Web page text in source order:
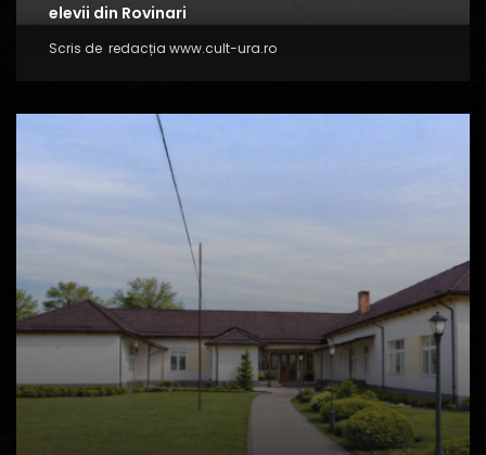
elevii din Rovinari
Scris de redacția www.cult-ura.ro